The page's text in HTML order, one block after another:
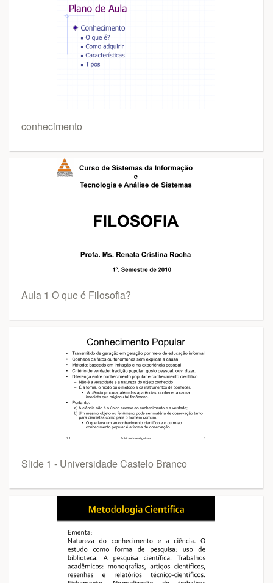
conhecimento
Aula 1 O que é Filosofia?
Slide 1 - Universidade Castelo Branco